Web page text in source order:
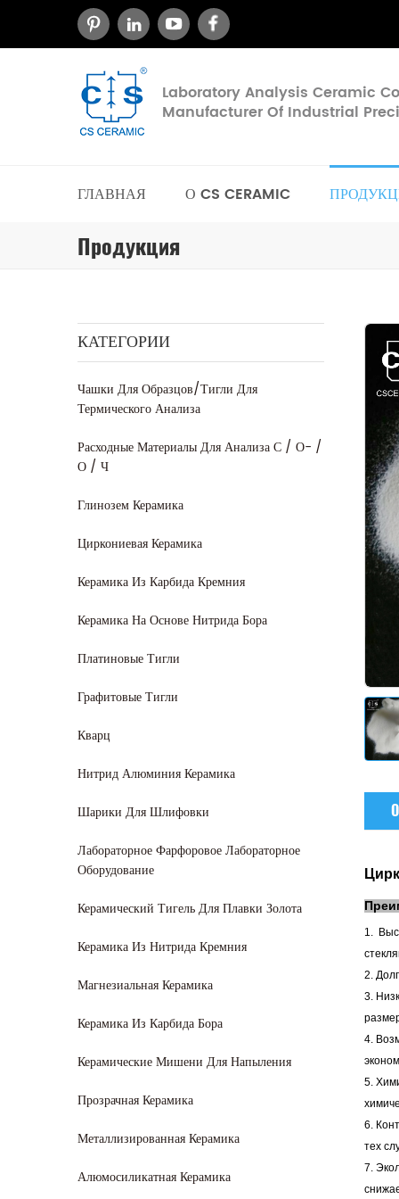
Laboratory Analysis Ceramic
Manufacturer Of Industrial
ГЛАВНАЯ О CS CERAMIC
Продукция
КАТЕГОРИИ
Чашки Для Образцов/тигли Для
Термического Анализа
Расходные Материалы Для Анализа С / О- /
О / Ч
Глинозем Керамика
Циркониевая Керамика
Керамика Из Карбида Кремния
Керамика На Основе Нитрида Бора
Платиновые Тигли
Графитовые Тигли
Кварц
Нитрид Алюминия Керамика
Шарики Для Шлифовки
Лабораторное Фарфоровое Лабораторное
Оборудование
Керамический Тигель Для Плавки Золота
Керамика Из Нитрида Кремния
Магнезиальная Керамика
Керамика Из Карбида Бора
Керамические Мишени Для Напыления
Прозрачная Керамика
Металлизированная Керамика
Алюмосиликатная Керамика
1.
2.
3.
4.
5.
6.
тех
7.